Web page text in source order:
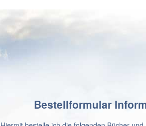
Bestellformular